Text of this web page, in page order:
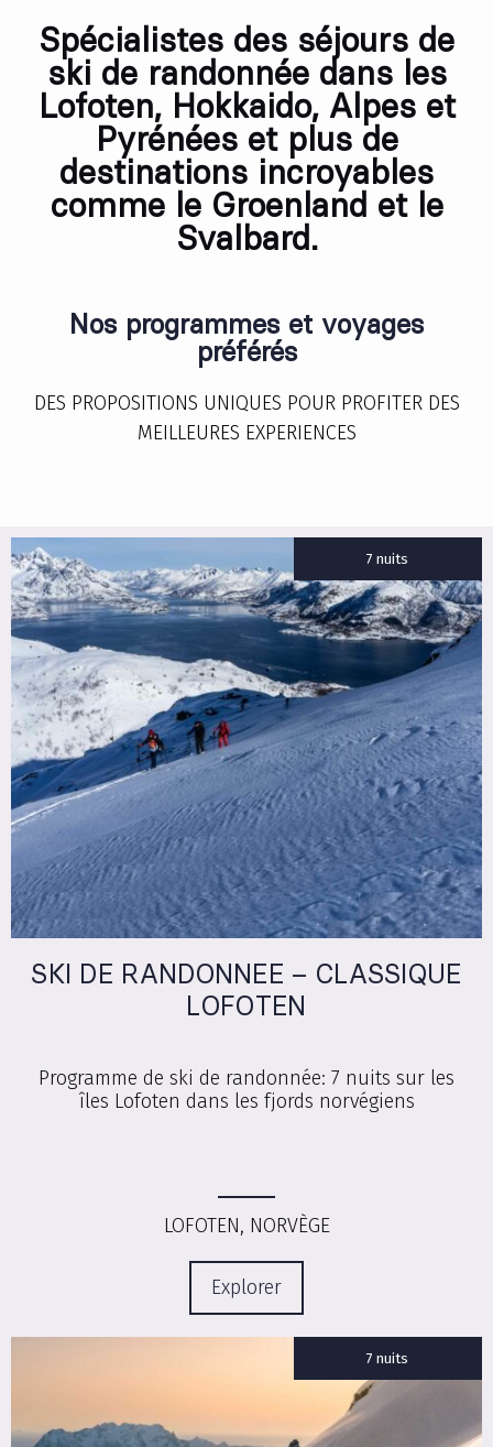
Spécialistes des séjours de
ski de randonnée dans les
Lofoten, Hokkaido, Alpes et
Pyrénées et plus de
destinations incroyables
comme le Groenland et le
Svalbard.
Nos programmes et voyages
préférés
DES PROPOSITIONS UNIQUES POUR PROFITER DES
MEILLEURES EXPERIENCES
7 nuits
SKI DE RANDONNEE – CLASSIQUE
LOFOTEN
Programme de ski de randonnée: 7 nuits sur les
îles Lofoten dans les fjords norvégiens
LOFOTEN, NORVÈGE
Explorer
7 nuits